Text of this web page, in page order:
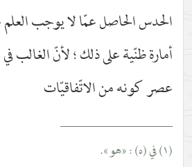
الحدس الحاصل عمّا لا يوجب
أمارة ظنّية على ذلك ؛ لأنّ الغالب
عصر كونه من الاتّفاقيّات
__________________
(١) في (ه) : «هو».